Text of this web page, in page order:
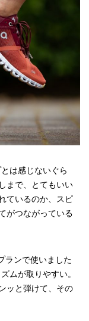
は感じないぐら
まで、とてもいい
ているのか、スピ
がつながっている
ランで使いました
ムが取りやすい。
ッと弾けて、その